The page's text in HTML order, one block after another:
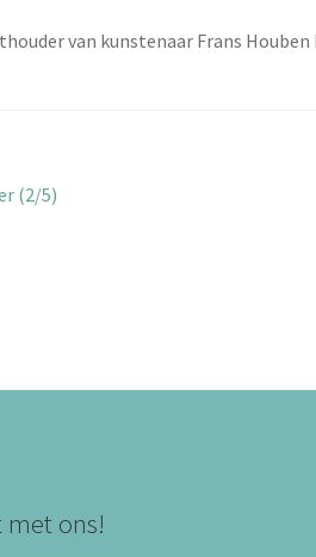
van kunstenaar Frans
(2/5)
met ons!